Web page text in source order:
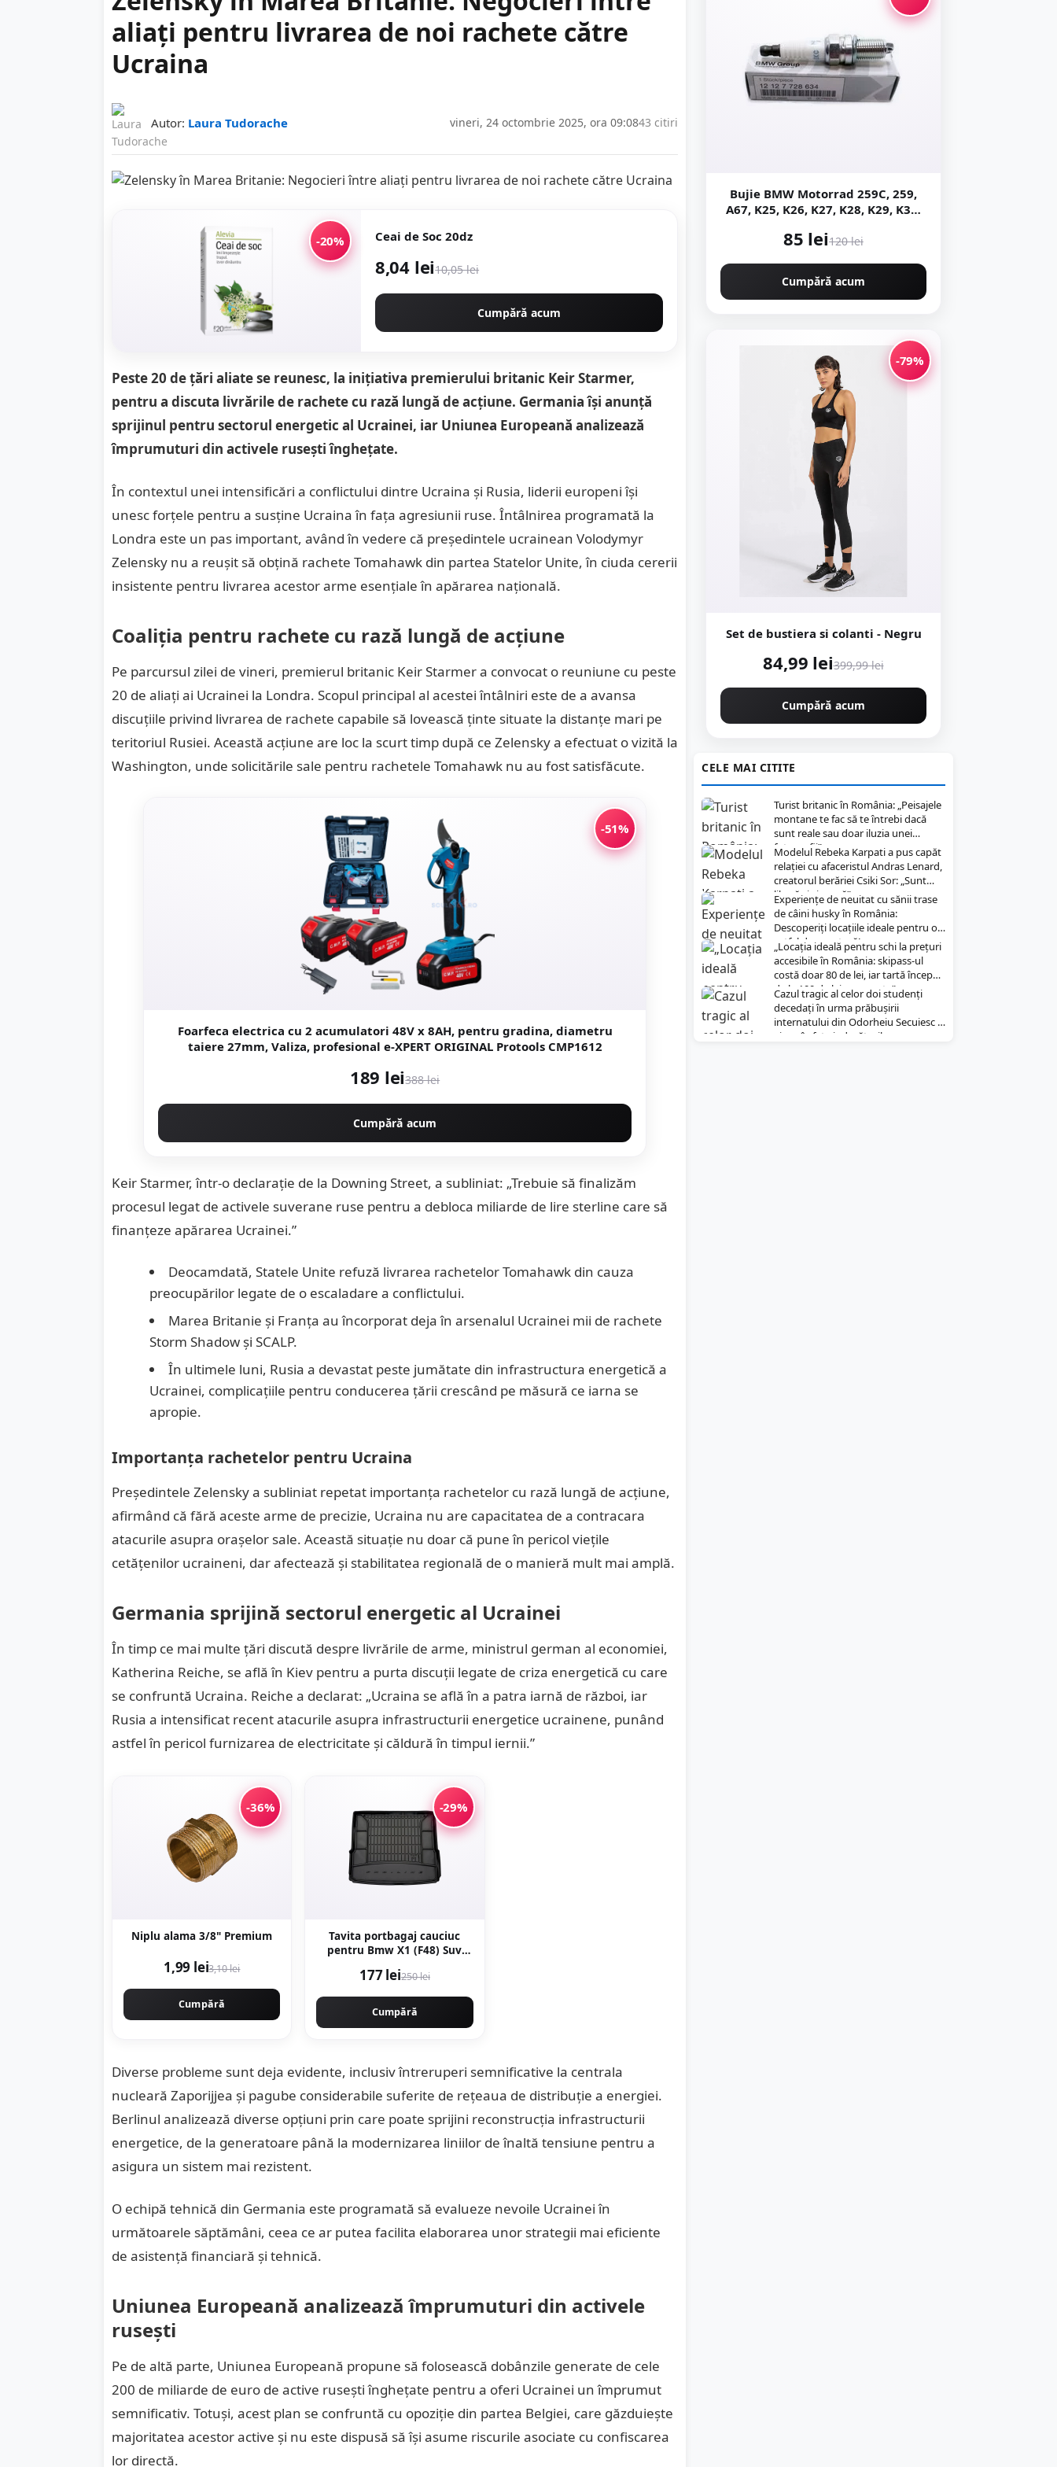
aliați pentru livrarea de noi rachete către
Ucraina
Autor: Laura Tudorache vineri, 24 octombrie 2025, ora 09:0843 citiri
-20% Ceai de Soc 20dz
8,04 lei10,05 lei
Cumpără acum
Peste 20 de țări aliate se reunesc, la inițiativa premierului britanic Keir Starmer,
pentru a discuta livrările de rachete cu rază lungă de acțiune. Germania își anunță
sprijinul pentru sectorul energetic al Ucrainei, iar Uniunea Europeană analizează
împrumuturi din activele rusești înghețate.
În contextul unei intensificări a conflictului dintre Ucraina și Rusia, liderii europeni își
unesc forțele pentru a susține Ucraina în fața agresiunii ruse. Întâlnirea programată la
Londra este un pas important, având în vedere că președintele ucrainean Volodymyr
Zelensky nu a reușit să obțină rachete Tomahawk din partea Statelor Unite, în ciuda cererii
insistente pentru livrarea acestor arme esențiale în apărarea națională.
Coaliția pentru rachete cu rază lungă de acțiune
Pe parcursul zilei de vineri, premierul britanic Keir Starmer a convocat o reuniune cu peste
20 de aliați ai Ucrainei la Londra. Scopul principal al acestei întâlniri este de a avansa
discuțiile privind livrarea de rachete capabile să lovească ținte situate la distanțe mari pe
teritoriul Rusiei. Această acțiune are loc la scurt timp după ce Zelensky a efectuat o vizită la
Washington, unde solicitările sale pentru rachetele Tomahawk nu au fost satisfăcute.
-51%
Foarfeca electrica cu 2 acumulatori 48V x 8AH, pentru gradina, diametru
taiere 27mm, Valiza, profesional e-XPERT ORIGINAL Protools CMP1612
189 lei388 lei
Cumpără acum
Keir Starmer, într-o declarație de la Downing Street, a subliniat: „Trebuie să finalizăm
procesul legat de activele suverane ruse pentru a debloca miliarde de lire sterline care să
finanțeze apărarea Ucrainei.”
Deocamdată, Statele Unite refuză livrarea rachetelor Tomahawk din cauza
preocupărilor legate de o escaladare a conflictului.
Marea Britanie și Franța au încorporat deja în arsenalul Ucrainei mii de rachete
Storm Shadow și SCALP.
În ultimele luni, Rusia a devastat peste jumătate din infrastructura energetică a
Ucrainei, complicațiile pentru conducerea țării crescând pe măsură ce iarna se
apropie.
Importanța rachetelor pentru Ucraina
Președintele Zelensky a subliniat repetat importanța rachetelor cu rază lungă de acțiune,
afirmând că fără aceste arme de precizie, Ucraina nu are capacitatea de a contracara
atacurile asupra orașelor sale. Această situație nu doar că pune în pericol viețile
cetățenilor ucraineni, dar afectează și stabilitatea regională de o manieră mult mai amplă.
Germania sprijină sectorul energetic al Ucrainei
În timp ce mai multe țări discută despre livrările de arme, ministrul german al economiei,
Katherina Reiche, se află în Kiev pentru a purta discuții legate de criza energetică cu care
se confruntă Ucraina. Reiche a declarat: „Ucraina se află în a patra iarnă de război, iar
Rusia a intensificat recent atacurile asupra infrastructurii energetice ucrainene, punând
astfel în pericol furnizarea de electricitate și căldură în timpul iernii.”
-36%
Niplu alama 3/8" Premium
1,99 lei3,10 lei
Cumpără
-29%
Tavita portbagaj cauciuc
pentru Bmw X1 (F48) Suv
177 lei250 lei
Cumpără
Diverse probleme sunt deja evidente, inclusiv întreruperi semnificative la centrala
nucleară Zaporijjea și pagube considerabile suferite de rețeaua de distribuție a energiei.
Berlinul analizează diverse opțiuni prin care poate sprijini reconstrucția infrastructurii
energetice, de la generatoare până la modernizarea liniilor de înaltă tensiune pentru a
asigura un sistem mai rezistent.
O echipă tehnică din Germania este programată să evalueze nevoile Ucrainei în
următoarele săptămâni, ceea ce ar putea facilita elaborarea unor strategii mai eficiente
de asistență financiară și tehnică.
Uniunea Europeană analizează împrumuturi din activele
rusești
Pe de altă parte, Uniunea Europeană propune să folosească dobânzile generate de cele
200 de miliarde de euro de active rusești înghețate pentru a oferi Ucrainei un împrumut
semnificativ. Totuși, acest plan se confruntă cu opoziție din partea Belgiei, care găzduiește
majoritatea acestor active și nu este dispusă să își asume riscurile asociate cu confiscarea
lor directă.
Bujie BMW Motorrad 259C, 259,
A67, K25, K26, K27, K28, K29, K30,
85 lei120 lei
Cumpără acum
-79%
Set de bustiera si colanti - Negru
84,99 lei399,99 lei
Cumpără acum
CELE MAI CITITE
Turist britanic în România: „Peisajele
montane te fac să te întrebi dacă
sunt reale sau doar iluzia unei
fotografii”
Modelul Rebeka Karpati a pus capăt
relației cu afaceristul Andras Lenard,
creatorul berăriei Csiki Sor: „Sunt
liberă și singură”
Experiențe de neuitat cu sănii trase
de câini husky în România:
Descoperiți locațiile ideale pentru o
astfel de aventură!
„Locația ideală pentru schi la prețuri
accesibile în România: skipass-ul
costă doar 80 de lei, iar tartă începe
de la 100 de lei pe noapte”
Cazul tragic al celor doi studenți
decedați în urma prăbușirii
internatului din Odorheiu Secuiesc a
ajuns în fața judecătorilor